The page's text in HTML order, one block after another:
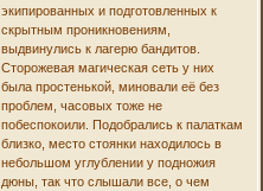
экипированных и подготовленных к
скрытным проникновениям,
выдвинулись к лагерю бандитов.
Сторожевая магическая сеть у них
была простенькой, миновали её без
проблем, часовых тоже не
побеспокоили. Подобрались к палаткам
близко, место стоянки находилось в
небольшом углублении у подножия
дюны, так что слышали все, о чем